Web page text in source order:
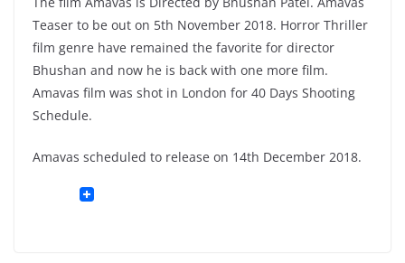
Teaser to be out on 5th November 2018. Horror Thriller
film genre have remained the favorite for director
Bhushan and now he is back with one more film.
Amavas film was shot in London for 40 Days Shooting
Schedule.
Amavas scheduled to release on 14th December 2018.